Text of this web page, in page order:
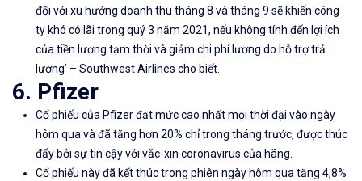
đối với xu hướng doanh thu tháng 8 và tháng 9 sẽ khiến công
ty khó có lãi trong quý 3 năm 2021, nếu không tính đến lợi ích
của tiền lương tạm thời và giảm chi phí lương do hỗ trợ trả
lương’ – Southwest Airlines cho biết.
6. Pfizer
Cổ phiếu của Pfizer đạt mức cao nhất mọi thời đại vào ngày
hôm qua và đã tăng hơn 20% chỉ trong tháng trước, được thúc
đẩy bởi sự tin cậy với vắc-xin coronavirus của hãng.
Cổ phiếu này đã kết thúc trong phiên ngày hôm qua tăng 4,8%